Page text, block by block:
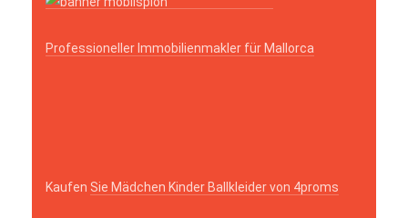
Professioneller Immobilienmakler für Mallorca
Kaufen Sie Mädchen Kinder Ballkleider von 4proms